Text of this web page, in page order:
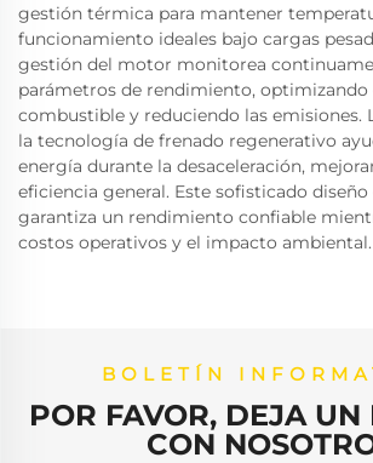
gestión térmica para mantener
funcionamiento ideales bajo cargas
gestión del motor monitorea
parámetros de rendimiento, optimizando
combustible y reduciendo las emisiones.
la tecnología de frenado regenerativo
energía durante la desaceleración,
eficiencia general. Este sofisticado
garantiza un rendimiento confiable
costos operativos y el impacto ambiental.
BOLETÍN
POR FAVOR, DEJA UN
CON